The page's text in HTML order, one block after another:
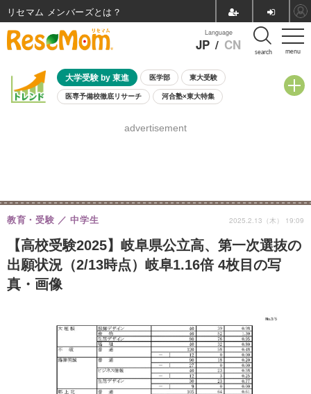
menu
Language
JP / CN search
大学受験 by 東進 医学部 東大受験
医専予備校徹底リサーチ 河合塾×東大特集
8月開催学校説明会・相談会
advertisement
【高校受験2025】岐阜県公立高、第一次選抜の
出願状況（2/13時点）岐阜1.16倍 4枚目の写
真・画像
教育・受験 中学生 2025.2.13（木） 19:09
リセマム メンバーズ